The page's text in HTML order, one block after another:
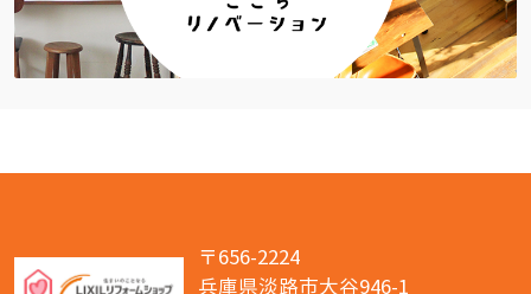
〒656-2224
兵庫県淡路市大谷946-1